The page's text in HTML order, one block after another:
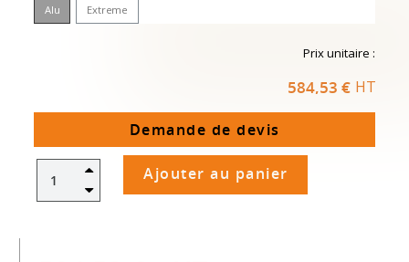
Alu Extreme
Prix unitaire :
584,53 € HT
Demande de devis
Ajouter au panier